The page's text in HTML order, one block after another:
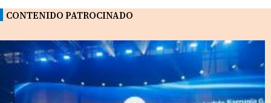
CONTENIDO PATROCINADO